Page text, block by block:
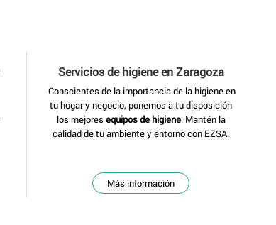
Servicios de higieneen Zaragoza
Conscientes de la importancia de la higiene en
tu hogar y negocio, ponemos a tu disposición
los mejores equipos de higiene. Mantén la
calidad de tu ambiente y entorno con EZSA.
Más información